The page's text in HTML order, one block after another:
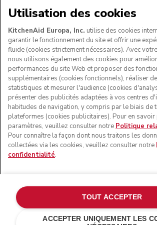
SUIVEZ-NOUS
© KitchenAid 2026 - Tous droits
forme du robot pâtissier multifonction
commerciales aux États-Unis et
Politique en matière de cookies
Résolution des litiges en
Utilisation des cookies
KitchenAid Europa, Inc. utilise des cookies
garantir le fonctionnement du site et offrir une
fluide (cookies strictement nécessaires). Avec
nous utilisons également des cookies pour
performances du site Web et proposer des
supplémentaires (cookies fonctionnels), réaliser
statistiques et mesurer l'audience (cookies
présenter des publicités adaptées à vos centres
habitudes de navigation, y compris par le biais de
plateformes (cookies publicitaires). Pour en
paramètres, veuillez consulter notre Politique
Pour connaître la façon dont nous traitons les
collectées via les cookies, veuillez consulter notre
confidentialité.
ACCEPTER UNIQUEMENT LES
TOUT ACCEPTER